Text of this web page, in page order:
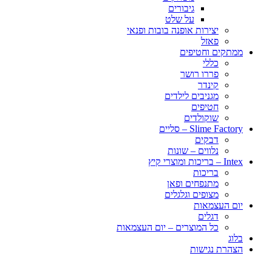
גיבורים
על שלט
יצירות אופנה בובות ופנאי
פאזל
ממתקים וחטיפים
כללי
פררו רושר
קינדר
מגניבים לילדים
חטיפים
שוקולדים
Slime Factory – סליים
דבקים
נלווים – שונות
Intex – בריכות ומוצרי קיץ
בריכות
מתנפחים ופאן
מצופים וגלגלים
יום העצמאות
דגלים
כל המוצרים – יום העצמאות
בלוג
הצהרת נגישות